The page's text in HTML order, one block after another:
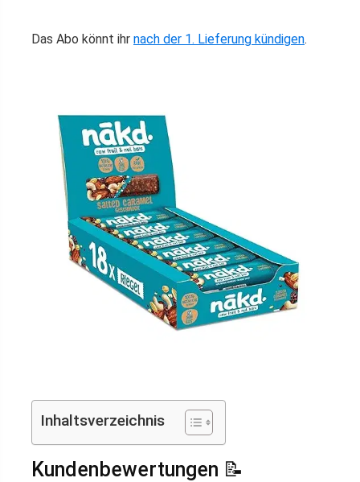
Das Abo könnt ihr nach der 1. Lieferung kündigen.
Inhaltsverzeichnis
Kundenbewertungen 📝